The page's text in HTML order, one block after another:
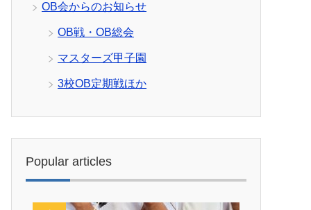
OB会からのお知らせ
OB戦・OB総会
マスターズ甲子園
3校OB定期戦ほか
Popular articles